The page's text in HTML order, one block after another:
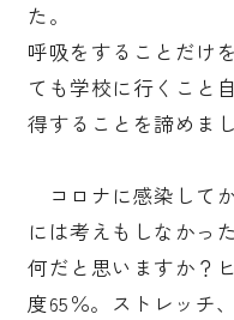
た。
呼吸をすることだけ
ても学校に行くこと
得することを諦めまし
コロナに感染して
には考えもしなかっ
何だと思いますか？
度65％。ストレッチ